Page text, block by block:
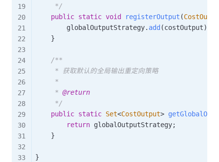
     */
public static void registerOutput (
        globalOutputStrategy
. add (costOutput)
}
/**
     * 获取默认的全局输出重定向策略
     *
     *
@return
     */
public static Set<CostOutput>
return globalOutputStrategy;
}
}